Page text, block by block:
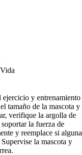
ejercicio y entrenamiento
tamaño de la mascota y
verifique la argolla de
la fuerza de
y reemplace si alguna
la mascota y